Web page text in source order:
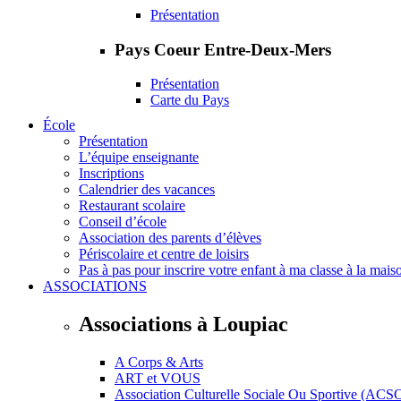
Présentation
Pays Coeur Entre-Deux-Mers
Présentation
Carte du Pays
École
Présentation
L’équipe enseignante
Inscriptions
Calendrier des vacances
Restaurant scolaire
Conseil d’école
Association des parents d’élèves
Périscolaire et centre de loisirs
Pas à pas pour inscrire votre enfant à ma classe à la
ASSOCIATIONS
Associations à Loupiac
A Corps & Arts
ART et VOUS
Association Culturelle Sociale Ou Sportive